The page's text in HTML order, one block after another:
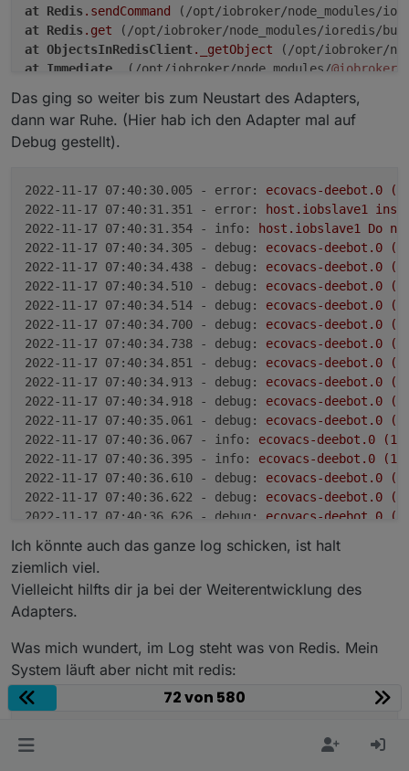
at Redis .sendCommand
(/opt/iobroker/node_modules/
at Redis .get (/opt/iobroker/node_modules/ioredis/
at ObjectsInRedisClient._getObject (/opt/iobroker/
at Immediate . (/opt/iobroker/node_modules/@iobroker
Das ging so weiter bis zum Neustart des Adapters,
dann war Ruhe. (Hier hab ich den Adapter mal auf
Debug gestellt).
2022-11-17 07:40:30.005 - error: ecovacs-deebot.0
2022-11-17 07:40:31.351 - error:
host.iobslave1
2022-11-17 07:40:31.354 - info:
host.iobslave1 Do
2022-11-17 07:40:34.305 - debug:
ecovacs-deebot.0
2022-11-17 07:40:34.438 - debug:
ecovacs-deebot.0
2022-11-17 07:40:34.510 - debug:
ecovacs-deebot.0
2022-11-17 07:40:34.514 - debug:
ecovacs-deebot.0
2022-11-17 07:40:34.700 - debug:
ecovacs-deebot.0
2022-11-17 07:40:34.738 - debug:
ecovacs-deebot.0
2022-11-17 07:40:34.851 - debug:
ecovacs-deebot.0
2022-11-17 07:40:34.913 - debug:
ecovacs-deebot.0
2022-11-17 07:40:34.918 - debug:
ecovacs-deebot.0
2022-11-17 07:40:35.061 - debug:
ecovacs-deebot.0
2022-11-17 07:40:36.067 - info:
ecovacs-deebot.0
2022-11-17 07:40:36.395 - info:
ecovacs-deebot.0
2022-11-17 07:40:36.610 - debug:
ecovacs-deebot.0
2022-11-17 07:40:36.622 - debug:
ecovacs-deebot.0
2022-11-17 07:40:36.626 - debug:
ecovacs-deebot.0
2022-11-17 07:40:37.321 - info: ecovacs-deebot.0
Ich könnte auch das ganze log schicken, ist halt
ziemlich viel.
Vielleicht hilfts dir ja bei der Weiterentwicklung des
Adapters.
Was mich wundert, im Log steht was von Redis. Mein
System läuft aber nicht mit redis:
pi
iobroker is
72 von 580